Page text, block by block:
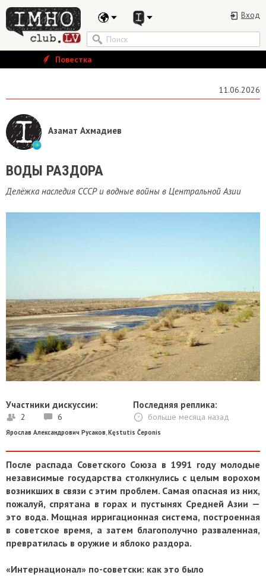
Вход
Повестка
11.06.2026
Азамат Ахмадиев
​ВОДЫ РАЗДОРА
Делёжка наследия СССР и водные войны в Центральной Азии
Участники дискуссии:
2 6
Последняя реплика:
больше месяца назад
Ярослав Александрович Русаков Kęstutis Čeponis
После распада Советского Союза в 1991 году молодые
независимые государства столкнулись с целым ворохом
возникших в связи с этим проблем. Самая опасная из них,
пожалуй, спрятана в горах и пустынях Средней Азии —
это вода. Мощная ирригационная система, построенная
в советское время, а затем благополучно разваленная,
превратилась в оружие и яблоко раздора.
«Интернационал» по-советски: как это было